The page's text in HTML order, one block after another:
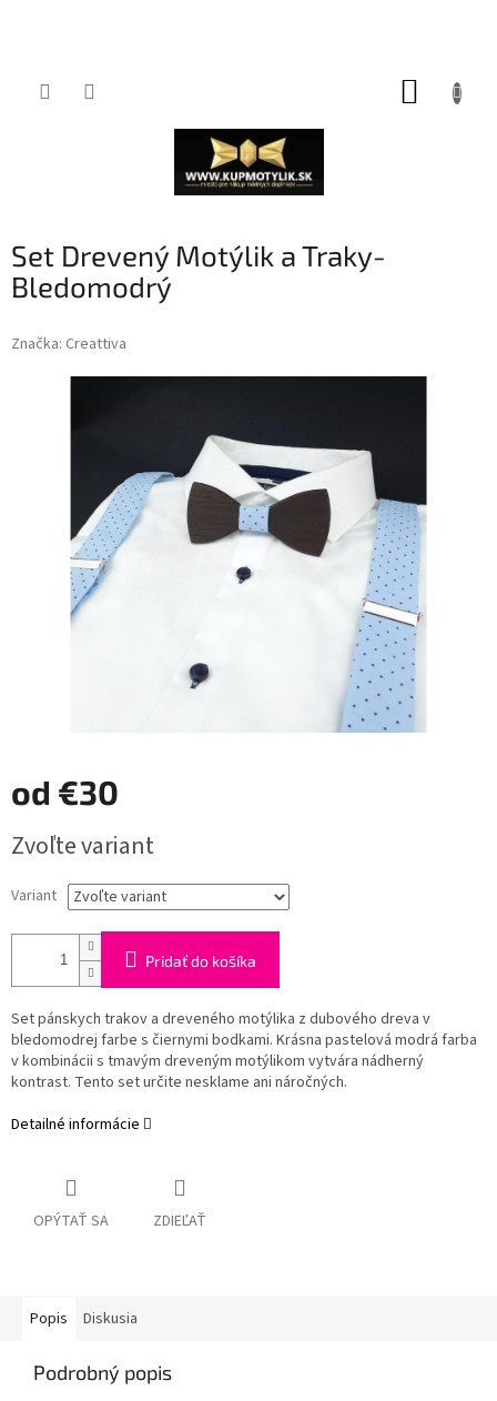
Set Drevený Motýlik a Traky-
Bledomodrý
Značka: Creattiva
od €30
cena:
Zvoľte variant
Variant
Pridať do košíka
Set pánskych trakov a dreveného motýlika z dubového dreva v
bledomodrej farbe s čiernymi bodkami. Krásna pastelová modrá farba
v kombinácii s tmavým dreveným motýlikom vytvára nádherný
kontrast. Tento set určite nesklame ani náročných.
Detailné informácie
OPÝTAŤ SA ZDIEĽAŤ
Popis Diskusia
Podrobný popis